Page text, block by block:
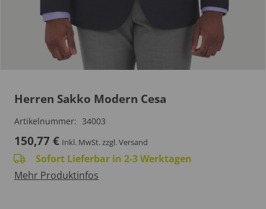
Herren Sakko Modern Cesa
Artikelnummer: 34003
150,77€ Inkl. MwSt.zzgl. Versand
Sofort Lieferbar in 2-3 Werktagen
Mehr Produktinfos